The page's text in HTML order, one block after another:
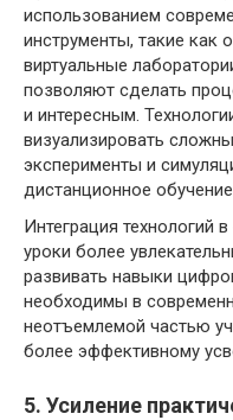
использованием
инструменты, такие как
виртуальные
позволяют сделать
и интересным.
визуализировать
эксперименты и
дистанционное
Интеграция технологий
уроки более
развивать навыки
необходимы в
неотъемлемой частью
более эффективному
5. Усиление